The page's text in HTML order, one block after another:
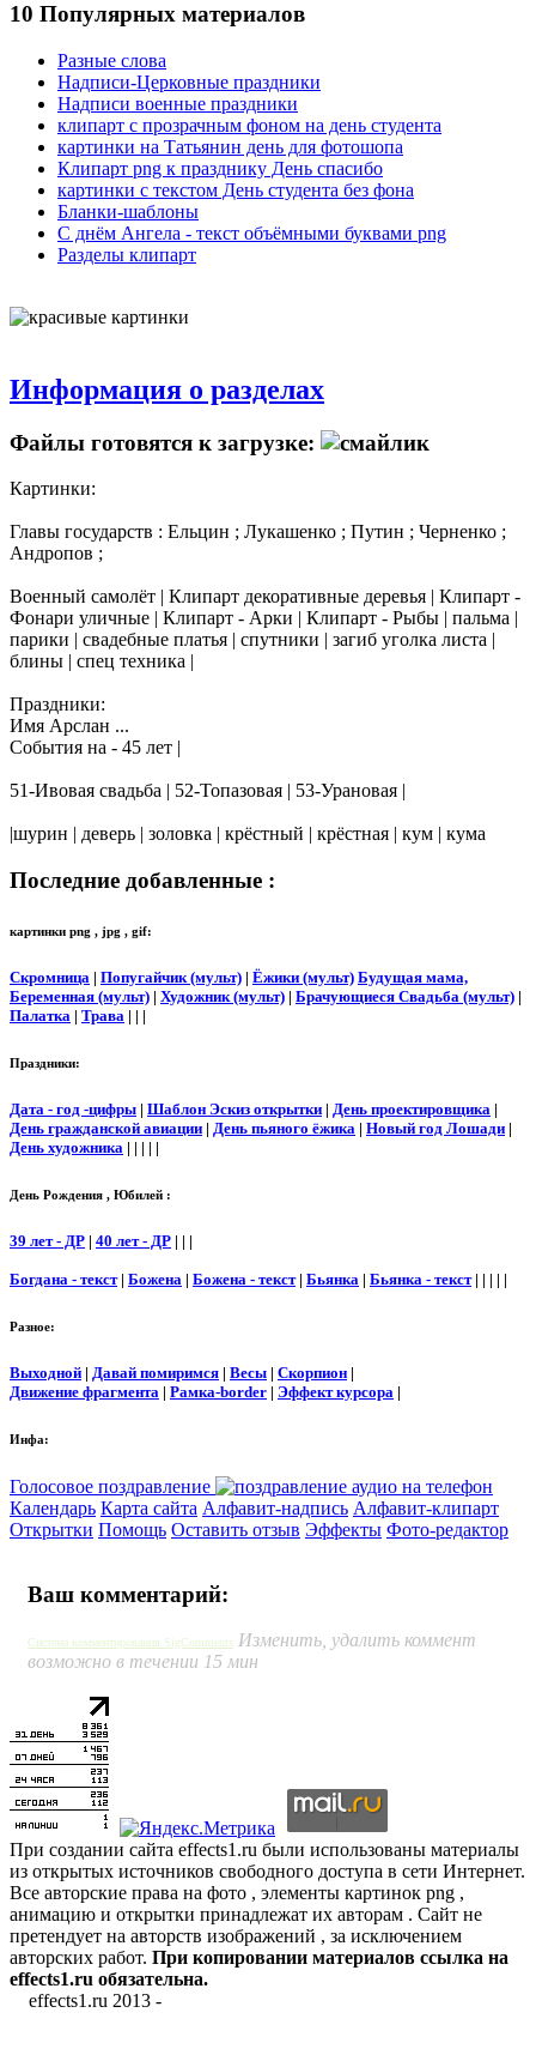
10 Популярных материалов
Разные слова
Надписи-Церковные праздники
Надписи военные праздники
клипарт с прозрачным фоном на день студента
картинки на Татьянин день для фотошопа
Клипарт png к празднику День спасибо
картинки с текстом День студента без фона
Бланки-шаблоны
С днём Ангела - текст объёмными буквами png
Разделы клипарт
Информация о разделах
Файлы готовятся к загрузке:
Картинки:
Главы государств : Ельцин ; Лукашенко ; Путин ; Черненко ;
Андропов ;
Военный самолёт | Клипарт декоративные деревья | Клипарт -
Фонари уличные | Клипарт - Арки | Клипарт - Рыбы | пальма |
парики | свадебные платья | спутники | загиб уголка листа |
блины | спец техника |
Праздники:
Имя Арслан ...
События на - 45 лет |
51-Ивовая свадьба | 52-Топазовая | 53-Урановая |
|шурин | деверь | золовка | крёстный | крёстная | кум | кума
Последние добавленные :
картинки png , jpg , gif:
Скромница | Попугайчик (мульт) | Ёжики (мульт) Будущая мама,
Беременная (мульт) | Художник (мульт) | Брачующиеся Свадьба (мульт) |
Палатка | Трава | | |
Праздники:
Дата - год -цифры | Шаблон Эскиз открытки | День проектировщика |
День гражданской авиации | День пьяного ёжика | Новый год Лошади |
День художника | | | | |
День Рождения , Юбилей :
39 лет - ДР | 40 лет - ДР | | |
Богдана - текст| Божена | Божена - текст| Бьянка | Бьянка - текст| | | | |
Разное:
Выходной | Давай помиримся | Весы | Скорпион |
Движение фрагмента | Рамка-border | Эффект курсора |
Инфа:
Голосовое поздравление
Календарь Карта сайта Алфавит-надпись Алфавит-клипарт
Открытки Помощь Оставить отзыв Эффекты Фото-редактор
Ваш комментарий:
Система комментирования SigComments Изменить, удалить коммент
возможно в течении 15 мин
При создании сайта effects1.ru были использованы материалы
из открытых источников свободного доступа в сети Интернет.
Все авторские права на фото , элементы картинок png ,
анимацию и открытки принадлежат их авторам . Сайт не
претендует на авторств изображений , за исключением
авторских работ. При копировании материалов ссылка на
effects1.ru обязательна.
effects1.ru 2013 -